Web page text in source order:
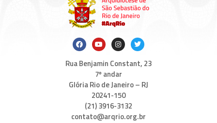
Rua Benjamin Constant, 23
7º andar
Glória Rio de Janeiro – RJ
20241-150
(21) 3916-3132
contato@arqrio.org.br